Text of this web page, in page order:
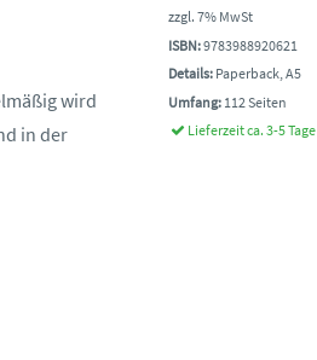
wird
in der
zzgl. 7% MwSt
ISBN:9783988920621
Details: Paperback, A5
Umfang: 112 Seiten
Lieferzeit ca. 3-5 Tage